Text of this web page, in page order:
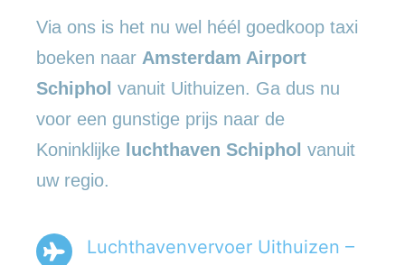
Via ons is het nu wel héél goedkoop taxi
boeken naar Amsterdam Airport
Schiphol vanuit Uithuizen. Ga dus nu
voor een gunstige prijs naar de
Koninklijke luchthaven Schiphol vanuit
uw regio.
Luchthavenvervoer Uithuizen –